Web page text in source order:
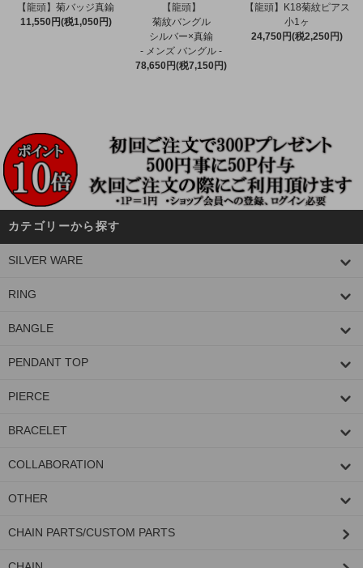
【龍頭】菊バッジ真鍮
11,550円(税1,050円)
【龍頭】
菊紋バングル
シルバー×真鍮
- メンズ バングル -
78,650円(税7,150円)
【龍頭】K18菊紋ピアス
小1ヶ
24,750円(税2,250円)
カテゴリーから探す
SILVER WARE
RING
BANGLE
PENDANT TOP
PIERCE
BRACELET
COLLABORATION
OTHER
CHAIN PARTS/CUSTOM PARTS